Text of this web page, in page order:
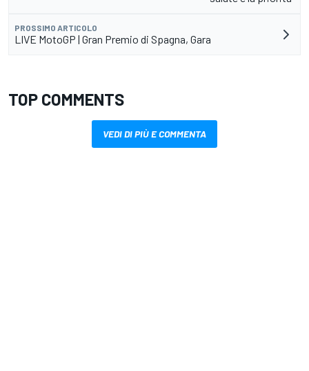
PROSSIMO ARTICOLO
LIVE MotoGP | Gran Premio di Spagna, Gara
TOP COMMENTS
VEDI DI PIÙ E COMMENTA